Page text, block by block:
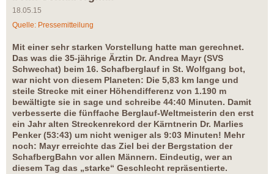
18.05.15
Quelle: Pressemitteilung
Mit einer sehr starken Vorstellung hatte man gerechnet.
Das was die 35-jährige Ärztin Dr. Andrea Mayr (SVS
Schwechat) beim 16. Schafberglauf in St. Wolfgang bot,
war nicht von diesem Planeten: Die 5,83 km lange und
steile Strecke mit einer Höhendifferenz von 1.190 m
bewältigte sie in sage und schreibe 44:40 Minuten. Damit
verbesserte die fünffache Berglauf-Weltmeisterin den erst
ein Jahr alten Streckenrekord der Kärntnerin Dr. Marlies
Penker (53:43) um nicht weniger als 9:03 Minuten! Mehr
noch: Mayr erreichte das Ziel bei der Bergstation der
SchafbergBahn vor allen Männern. Eindeutig, wer an
diesem Tag das „starke“ Geschlecht repräsentierte.